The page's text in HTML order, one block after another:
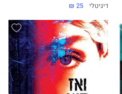
דיגיטלי 25 ₪